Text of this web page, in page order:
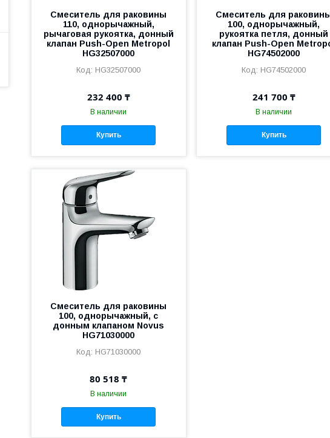
Смеситель для раковины
110, однорычажный,
рычаговая рукоятка, донный
клапан Push-Open Metropol
HG32507000
HG32507000
232 400 ₸
В наличии
Купить
Смеситель для
100, однорычажный,
рукоятка петля, донный
клапан Push-Open
HG74502000
HG74502000
241 700 ₸
В наличии
Купить
Смеситель для раковины
100, однорычажный, с
донным клапаном Novus
HG71030000
HG71030000
80 518 ₸
В наличии
Купить